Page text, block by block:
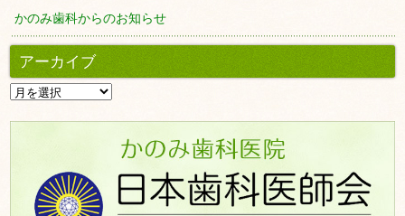
かのみ歯科からのお知らせ
アーカイブ
ア